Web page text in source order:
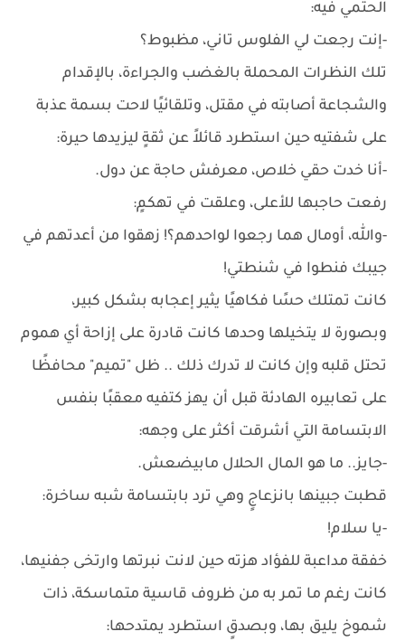
الحتمي فيه:
-إنت رجعت لي الفلوس تاني، مظبوط؟
تلك النظرات المحملة بالغضب والجراءة، بالإقدام
والشجاعة أصابته في مقتل، وتلقائيًا لاحت بسمة عذبة
على شفتيه حين استطرد قائلاً عن ثقةٍ ليزيدها حيرة:
-أنا خدت حقي خلاص، معرفش حاجة عن دول.
رفعت حاجبها للأعلى، وعلقت في تهكمٍ:
-والله، أومال هما رجعوا لواحدهم؟! زهقوا من أعدتهم في
جيبك فنطوا في شنطتي!
كانت تمتلك حسًا فكاهيًا يثير إعجابه بشكل كبير،
وبصورة لا يتخيلها وحدها كانت قادرة على إزاحة أي هموم
تحتل قلبه وإن كانت لا تدرك ذلك .. ظل "تميم" محافظًا
على تعابيره الهادئة قبل أن يهز كتفيه معقبًا بنفس
الابتسامة التي أشرقت أكثر على وجهه:
-جايز.. ما هو المال الحلال مابيضعش.
قطبت جبينها بانزعاجٍ وهي ترد بابتسامة شبه ساخرة:
-يا سلام!
خفقة مداعبة للفؤاد هزته حين لانت نبرتها وارتخى جفنيها،
كانت رغم ما تمر به من ظروف قاسية متماسكة، ذات
شموخ يليق بها، وبصدقٍ استطرد يمتدحها: